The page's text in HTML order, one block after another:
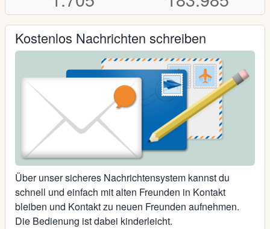
Kostenlos Nachrichten schreiben
Über unser sicheres Nachrichtensystem kannst du
schnell und einfach mit alten Freunden in Kontakt
bleiben und Kontakt zu neuen Freunden aufnehmen.
Die Bedienung ist dabei kinderleicht.